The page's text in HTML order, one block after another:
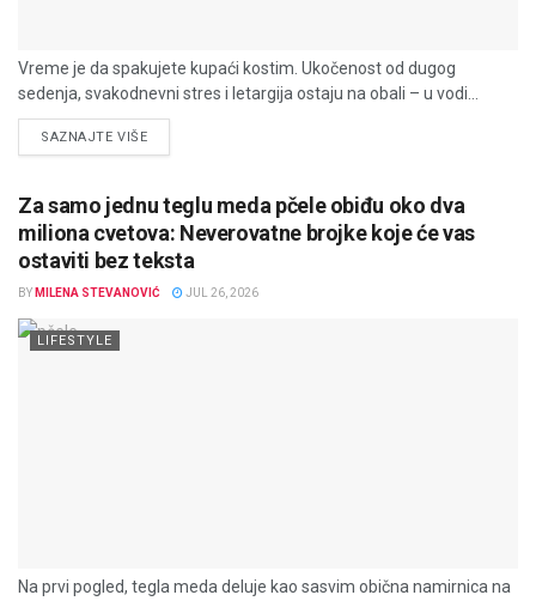
Vreme je da spakujete kupaći kostim. Ukočenost od dugog
sedenja, svakodnevni stres i letargija ostaju na obali – u vodi...
SAZNAJTE VIŠEDETAILS
Za samo jednu teglu meda pčele obiđu oko dva
miliona cvetova: Neverovatne brojke koje će vas
ostaviti bez teksta
BY MILENA STEVANOVIĆ JUL 26, 2026
LIFESTYLE
Na prvi pogled, tegla meda deluje kao sasvim obična namirnica na